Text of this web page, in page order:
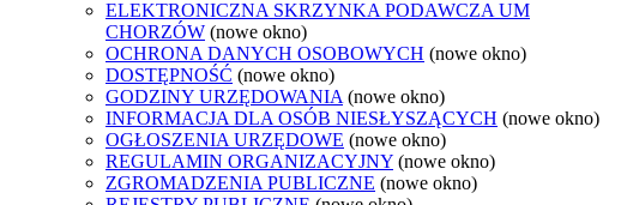
ELEKTRONICZNA SKRZYNKA PODAWCZA UM
CHORZÓW (nowe okno)
OCHRONA DANYCH OSOBOWYCH (nowe okno)
DOSTĘPNOŚĆ (nowe okno)
GODZINY URZĘDOWANIA (nowe okno)
INFORMACJA DLA OSÓB NIESŁYSZĄCYCH (nowe okno)
OGŁOSZENIA URZĘDOWE (nowe okno)
REGULAMIN ORGANIZACYJNY (nowe okno)
ZGROMADZENIA PUBLICZNE (nowe okno)